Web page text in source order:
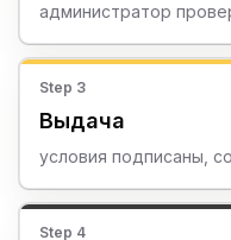
администратор
Step 3
Выдача
условия подписаны,
Step 4